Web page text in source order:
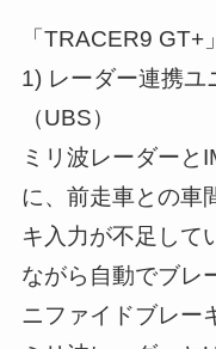
「TRACER9
1) レーダー連携ユ
（UBS）
ミリ波レーダーと
に、前走車との車
キ入力が不足して
ながら自動でブレ
ニファイドブレー